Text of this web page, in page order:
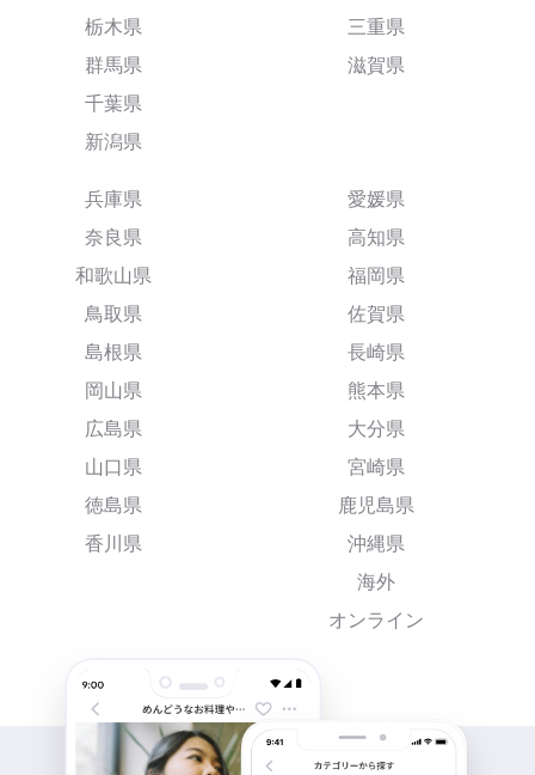
栃木県
群馬県
千葉県
新潟県
三重県
滋賀県
兵庫県
奈良県
和歌山県
鳥取県
島根県
岡山県
広島県
山口県
徳島県
香川県
愛媛県
高知県
福岡県
佐賀県
長崎県
熊本県
大分県
宮崎県
鹿児島県
沖縄県
海外
オンライン